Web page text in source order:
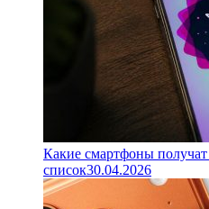
Какие смартфоны
список30.04.2026